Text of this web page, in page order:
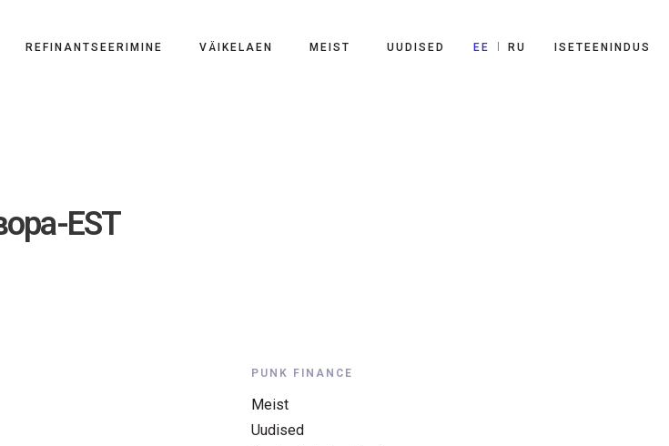
REFINANTSEERIMINE VÄIKELAEN MEIST UUDISED EE RU ISETEENINDUS
EST
PUNK FINANCE
Meist
Uudised